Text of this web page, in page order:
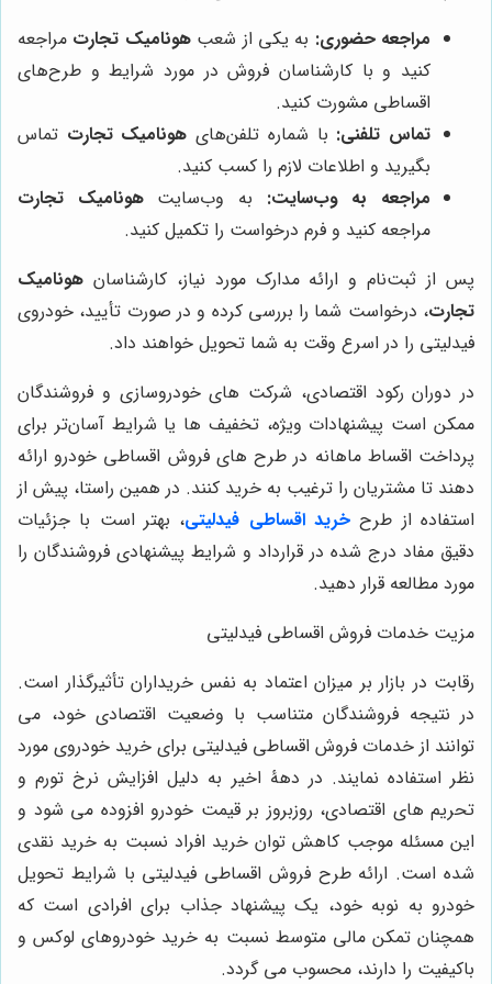
مراجعه حضوری: به یکی از شعبهونامیک تجارت مراجعه
کنید و با کارشناسان فروش در مورد شرایط و طرح‌های
اقساطی مشورت کنید.
تماس تلفنی: با شماره تلفن‌های هونامیک تجارت تماس
بگیرید و اطلاعات لازم را کسب کنید.
مراجعه به وب‌سایت: به وب‌سایتهونامیک تجارت
مراجعه کنید و فرم درخواست را تکمیل کنید.
پس از ثبت‌نام و ارائه مدارک مورد نیاز، کارشناسان هونامیک
تجارت، درخواست شما را بررسی کرده و در صورت تأیید، خودروی
فیدلیتی را در اسرع وقت به شما تحویل خواهند داد.
در دوران رکود اقتصادی، شرکت های خودروسازی و فروشندگان
ممکن است پیشنهادات ویژه، تخفیف ها یا شرایط آسان‌تر برای
پرداخت اقساط ماهانه در طرح های فروش اقساطی خودرو ارائه
دهند تا مشتریان را ترغیب به خرید کنند. در همین راستا، پیش از
استفاده از طرح خرید اقساطی فیدلیتی، بهتر است با جزئیات
دقیق مفاد درج شده در قرارداد و شرایط پیشنهادی فروشندگان را
مورد مطالعه قرار دهید.
مزیت خدمات فروش اقساطی فیدلیتی
رقابت در بازار بر میزان اعتماد به نفس خریداران تأثیرگذار است.
در نتیجه فروشندگان متناسب با وضعیت اقتصادی خود، می
توانند از خدمات فروش اقساطی فیدلیتی برای خرید خودروی مورد
نظر استفاده نمایند. در دهۀ اخیر به دلیل افزایش نرخ تورم و
تحریم های اقتصادی، روزبروز بر قیمت خودرو افزوده می شود و
این مسئله موجب کاهش توان خرید افراد نسبت به خرید نقدی
شده است. ارائه طرح فروش اقساطی فیدلیتی با شرایط تحویل
خودرو به نوبه خود، یک پیشنهاد جذاب برای افرادی است که
همچنان تمکن مالی متوسط نسبت به خرید خودروهای لوکس و
باکیفیت را دارند، محسوب می گردد.